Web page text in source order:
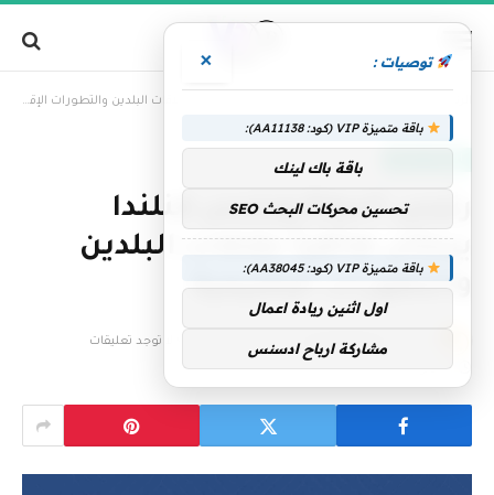
رئيس الدولة ورئيس فنلندا يبحثان هاتفياً علاقات البلدين والتطورات الإقليمية
رئيس الدولة ورئيس فنلندا
يبحثان هاتفياً علاقات البلدين
والتطورات الإقليمية
فريق التحرير لا توجد تعليقات
1 دقائق
توصيات : ×
باقة متميزة VIP (كود: AA11138):
باقة باك لينك
تحسين محركات البحث SEO
باقة متميزة VIP (كود: AA38045):
اول اثنين ريادة اعمال
مشاركة ارباح ادسنس